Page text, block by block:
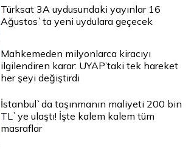
Türksat 3A uydusundaki yayınlar 16
Ağustos`ta yeni uydulara geçecek
Mahkemeden milyonlarca kiracıyı
ilgilendiren karar: UYAP’taki tek hareket
her şeyi değiştirdi
İstanbul`da taşınmanın maliyeti 200 bin
TL`ye ulaştı! İşte kalem kalem tüm
masraflar